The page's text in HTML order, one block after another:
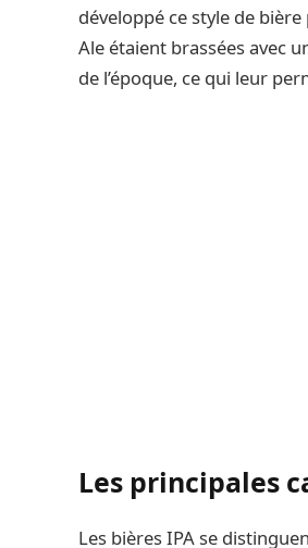
développé ce style de
Ale étaient brassées avec
de l’époque, ce qui leur
Les principales
Les bières IPA se